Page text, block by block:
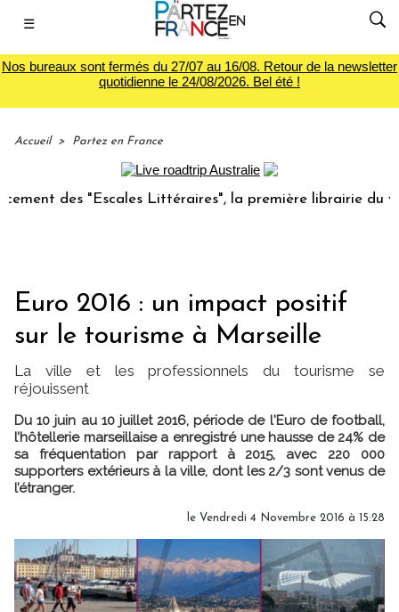
☰
Nos bureaux sont fermés du 27/07 au 16/08. Retour de la newsletter
quotidienne le 24/08/2026. Bel été !
Accueil > Partez en France
des "Escales Littéraires", la première librairie du voyage
Euro 2016 : un impact positif
sur le tourisme à Marseille
La ville et les professionnels du tourisme se
réjouissent
Du 10 juin au 10 juillet 2016, période de l'Euro de football,
l’hôtellerie marseillaise a enregistré une hausse de 24% de
sa fréquentation par rapport à 2015, avec 220 000
supporters extérieurs à la ville, dont les 2/3 sont venus de
l’étranger.
le Vendredi 4 Novembre 2016 à 15:28